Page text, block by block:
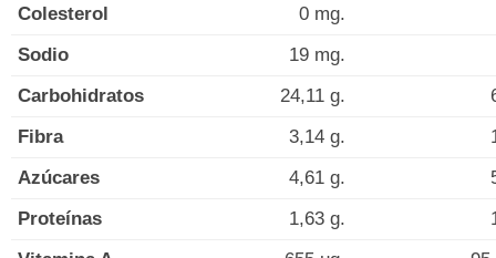
Colesterol
0 mg.
Sodio
19 mg.
Carbohidratos
24,11 g.
Fibra
3,14 g.
Azúcares
4,61 g.
Proteínas
1,63 g.